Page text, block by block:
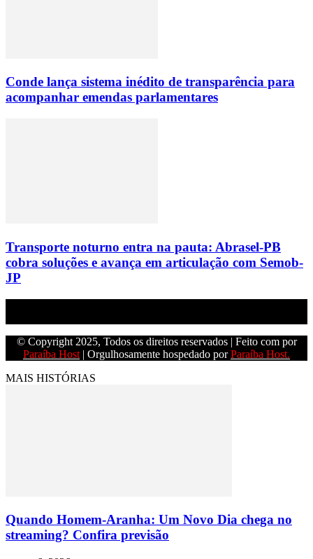
Conde lança sistema inédito de transparência para
acompanhar emendas parlamentares
Transporte noturno entra na pauta: Abrasel-PB
cobra soluções e avança em articulação com Semob-
JP
© Copyright 2025, Todos os direitos reservados | Feito com por
Paraíba Host | Orgulhosamente hospedado porParaíba Host.
MAIS HISTÓRIAS
Quando Homem-Aranha: Um Novo Dia chega no
streaming? Confira previsão